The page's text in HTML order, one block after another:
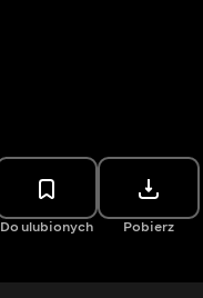
Do ulubionych Pobierz